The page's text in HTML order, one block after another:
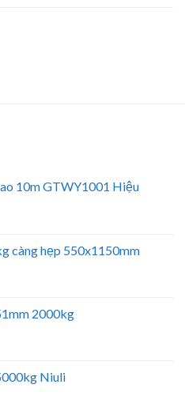
10m GTWY1001 Hiệu
càng hẹp 550x1150mm
2000kg
Niuli